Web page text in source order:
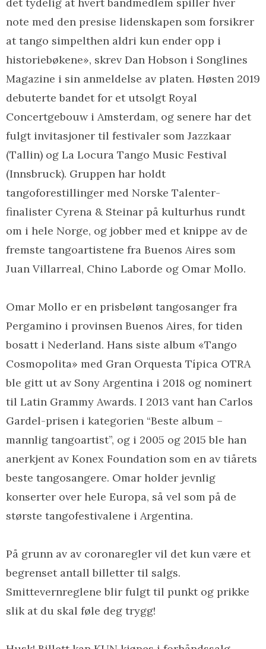
det tydelig at hvert bandmedlem spiller hver
note med den presise lidenskapen som forsikrer
at tango simpelthen aldri kun ender opp i
historiebøkene», skrev Dan Hobson i Songlines
Magazine i sin anmeldelse av platen. Høsten 2019
debuterte bandet for et utsolgt Royal
Concertgebouw i Amsterdam, og senere har det
fulgt invitasjoner til festivaler som Jazzkaar
(Tallin) og La Locura Tango Music Festival
(Innsbruck). Gruppen har holdt
tangoforestillinger med Norske Talenter-
finalister Cyrena & Steinar på kulturhus rundt
om i hele Norge, og jobber med et knippe av de
fremste tangoartistene fra Buenos Aires som
Juan Villarreal, Chino Laborde og Omar Mollo.
Omar Mollo er en prisbelønt tangosanger fra
Pergamino i provinsen Buenos Aires, for tiden
bosatt i Nederland. Hans siste album «Tango
Cosmopolita» med Gran Orquesta Típica OTRA
ble gitt ut av Sony Argentina i 2018 og nominert
til Latin Grammy Awards. I 2013 vant han Carlos
Gardel-prisen i kategorien “Beste album –
mannlig tangoartist”, og i 2005 og 2015 ble han
anerkjent av Konex Foundation som en av tiårets
beste tangosangere. Omar holder jevnlig
konserter over hele Europa, så vel som på de
største tangofestivalene i Argentina.
På grunn av av coronaregler vil det kun være et
begrenset antall billetter til salgs.
Smittevernreglene blir fulgt til punkt og prikke
slik at du skal føle deg trygg!